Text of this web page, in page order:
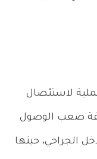
لاستئصال
صعب الوصول
الجراحي، حينها